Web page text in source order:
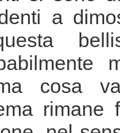
a
cosa
rimane